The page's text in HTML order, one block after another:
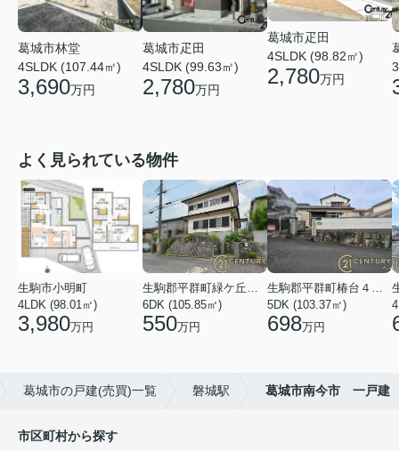
葛城市林堂
4SLDK (107.44㎡)
3,690万円
葛城市疋田
4SLDK (99.63㎡)
2,780万円
葛城市疋田
4SLDK (98.82㎡)
2,780万円
よく見られている物件
生駒市小明町
4LDK (98.01㎡)
3,980万円
生駒郡平群町緑ケ丘５丁目
6DK (105.85㎡)
550万円
生駒郡平群町椿台４丁目
5DK (103.37㎡)
698万円
葛城市の戸建(売買)一覧 磐城駅 葛城市南今市 一戸建
市区町村から探す